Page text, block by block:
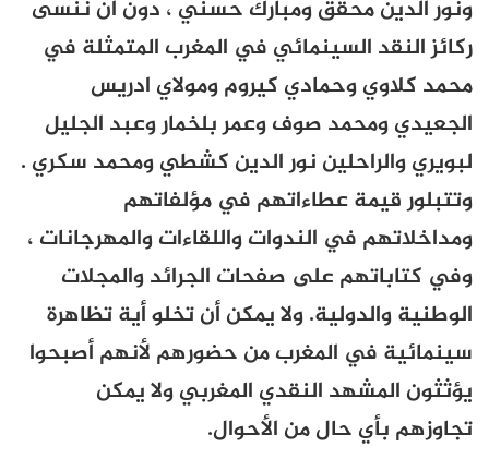
ونور الدين محقق ومبارك حسني ، دون أن ننسى
ركائز النقد السينمائي في المغرب المتمثلة في
محمد كلاوي وحمادي كيروم ومولاي ادريس
الجعيدي ومحمد صوف وعمر بلخمار وعبد الجليل
لبويري والراحلين نور الدين كشطي ومحمد سكري .
وتتبلور قيمة عطاءاتهم في مؤلفاتهم
ومداخلاتهم في الندوات واللقاءات والمهرجانات ،
وفي كتاباتهم على صفحات الجرائد والمجلات
الوطنية والدولية. ولا يمكن أن تخلو أية تظاهرة
سينمائية في المغرب من حضورهم لأنهم أصبحوا
يؤثثون المشهد النقدي المغربي ولا يمكن
تجاوزهم بأي حال من الأحوال.